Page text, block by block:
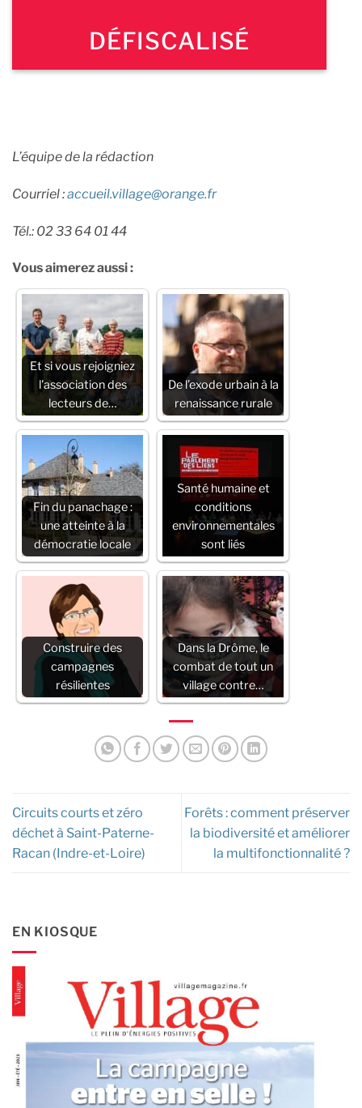
DÉFISCALISÉ
L’équipe de la rédaction
Courriel :accueil.village@orange.fr
Tél.: 02 33 64 01 44
Vous aimerez aussi :
Et si vous rejoigniez
l'association des
lecteurs de…
De l’exode urbain à la
renaissance rurale
Fin du panachage :
une atteinte à la
démocratie locale
Santé humaine et
conditions
environnementales
sont liés
Construire des
campagnes
résilientes
Dans la Drôme, le
combat de tout un
village contre…
Circuits courts et zéro
déchet à Saint-Paterne-
Racan (Indre-et-Loire)
Forêts : comment préserver
la biodiversité et améliorer
la multifonctionnalité ?
EN KIOSQUE